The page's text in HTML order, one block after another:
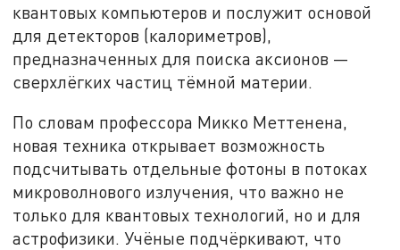
квантовых компьютеров и послужит основой
для детекторов (калориметров),
предназначенных для поиска аксионов —
сверхлёгких частиц тёмной материи.
По словам профессора Микко Меттенена,
новая техника открывает возможность
подсчитывать отдельные фотоны в потоках
микроволнового излучения, что важно не
только для квантовых технологий, но и для
астрофизики. Учёные подчёркивают, что